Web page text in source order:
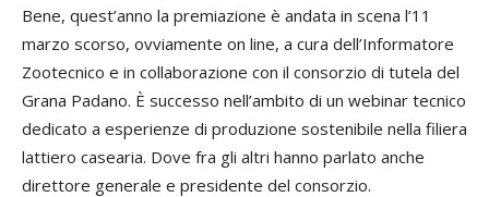
Bene, quest’anno la premiazione è andata in scena l’11
marzo scorso, ovviamente on line, a cura dell’Informatore
Zootecnico e in collaborazione con il consorzio di tutela del
Grana Padano. È successo nell’ambito di un webinar tecnico
dedicato a esperienze di produzione sostenibile nella filiera
lattiero casearia. Dove fra gli altri hanno parlato anche
direttore generale e presidente del consorzio.